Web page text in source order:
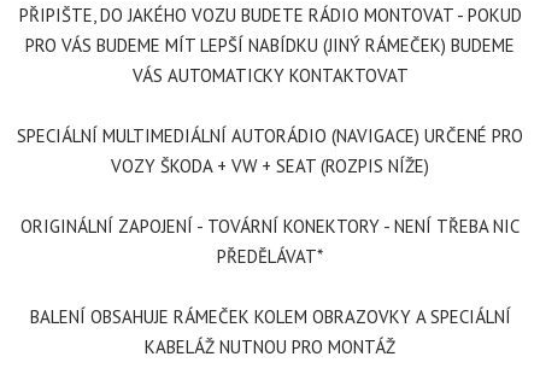
PŘIPIŠTE, DO JAKÉHO VOZU BUDETE RÁDIO MONTOVAT - POKUD
PRO VÁS BUDEME MÍT LEPŠÍ NABÍDKU (JINÝ RÁMEČEK) BUDEME
VÁS AUTOMATICKY KONTAKTOVAT
SPECIÁLNÍ MULTIMEDIÁLNÍ AUTORÁDIO (NAVIGACE) URČENÉ PRO
VOZY ŠKODA + VW + SEAT (ROZPIS NÍŽE)
ORIGINÁLNÍ ZAPOJENÍ - TOVÁRNÍ KONEKTORY - NENÍ TŘEBA NIC
PŘEDĚLÁVAT*
BALENÍ OBSAHUJE RÁMEČEK KOLEM OBRAZOVKY A SPECIÁLNÍ
KABELÁŽ NUTNOU PRO MONTÁŽ